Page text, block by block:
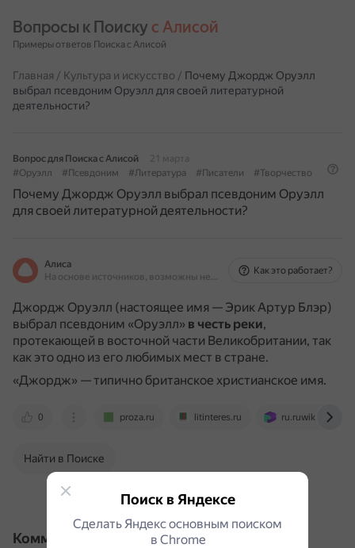
Вопросы к Поиску с Алисой
Примеры ответов Поиска с Алисой
Главная / Культура и искусство / Почему Джордж Оруэлл
выбрал псевдоним Оруэлл для своей литературной
деятельности?
Вопрос для Поиска с Алисой
21 марта
#Оруэлл
#Псевдоним #Литература #Писатели #Творчество
Почему Джордж Оруэлл выбрал псевдоним Оруэлл
для своей литературной деятельности?
Алиса
На основе источников, возможны неточности
Как это работает?
Джордж Оруэлл (настоящее имя — Эрик Артур Блэр)
выбрал псевдоним «Оруэлл» в честь реки,
протекающей в восточной части Великобритании, так
как это одно из его любимых мест в стране.
«Джордж» — типично британское христианское имя.
0 proza.ru litinteres.ru ru.ruwiki.ru
Найти в Поиске
Комментарии
Поиск в Яндексе
Сделать Яндекс основным поиском
в Сhrome